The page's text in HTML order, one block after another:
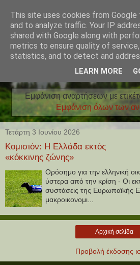
Εμφάνιση αναρτήσεων με
Εμφάνιση όλων των
Τετάρτη 3 Ιουνίου 2026
Κομισιόν: Η Ελλάδα εκτός
«κόκκινης ζώνης»
Ορόσημο για την ελληνική
ύστερα από την κρίση - Οι
συστάσεις της Ευρωπαϊκής
μακροικονομι...
Αρχική σελίδα
Προβολή έκδοσης
This site uses cookies from
and to analyze traffic. Your IP
shared with Google along with
metrics to ensure quality of
statistics, and to detect and
LEARN MORE